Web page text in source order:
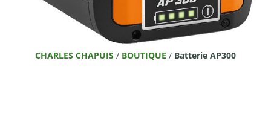
CHARLES CHAPUIS / BOUTIQUE / Batterie AP300